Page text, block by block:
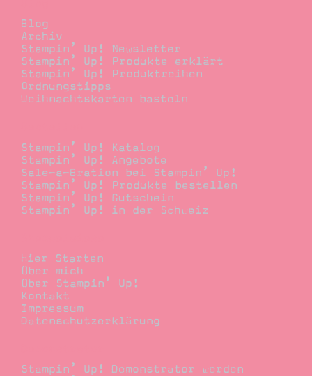
Blog
Archiv
Stampin’ Up! Newsletter
Stampin’ Up! Produkte erklärt
Stampin’ Up! Produktreihen
Ordnungstipps
Weihnachtskarten basteln
Stampin’ Up! Katalog
Stampin’ Up! Angebote
Sale-a-Bration bei Stampin’ Up!
Stampin’ Up! Produkte bestellen
Stampin’ Up! Gutschein
Stampin’ Up! in der Schweiz
Hier Starten
Über mich
Über Stampin’ Up!
Kontakt
Impressum
Datenschutzerklärung
Stampin’ Up! Demonstrator werden